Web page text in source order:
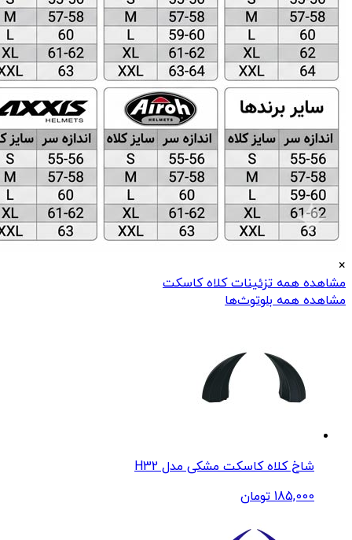
×
مشاهده همه تزئینات کلاه کاسکت
مشاهده همه بلوتوث‌ها
شاخ کلاه کاسکت مشکی مدل H32
185,000 تومان